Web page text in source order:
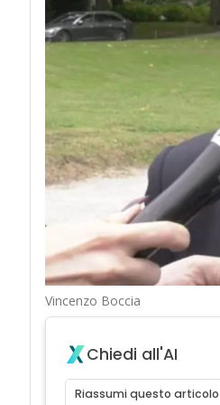
Vincenzo Boccia
Chiedi all'AI
Riassumi questo articolo